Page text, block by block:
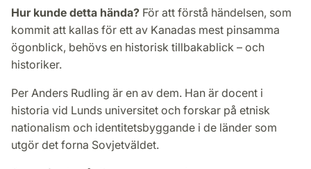
Hur kunde detta hända? För att förstå händelsen, som
kommit att kallas för ett av Kanadas mest pinsamma
ögonblick, behövs en historisk tillbakablick – och
historiker.
Per Anders Rudling är en av dem. Han är docent i
historia vid Lunds universitet och forskar på etnisk
nationalism och identitetsbyggande i de länder som
utgör det forna Sovjetväldet.